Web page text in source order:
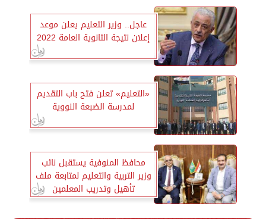
عاجل.. وزير التعليم يعلن موعد
إعلان نتيجة الثانوية العامة 2022
«التعليم» تعلن فتح باب التقديم
لمدرسة الضبعة النووية
محافظ المنوفية يستقبل نائب
وزير التربية والتعليم لمتابعة ملف
تأهيل وتدريب المعلمين